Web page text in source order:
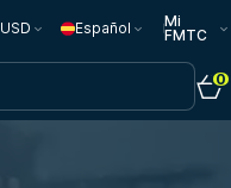
USD Español
Mi
FMTC
0